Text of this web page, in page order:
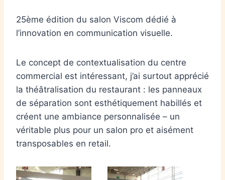
25ème édition du salon Viscom dédié à
l’innovation en communication visuelle.
Le concept de contextualisation du centre
commercial est intéressant, j’ai surtout apprécié
la théâtralisation du restaurant : les panneaux
de séparation sont esthétiquement habillés et
créent une ambiance personnalisée – un
véritable plus pour un salon pro et aisément
transposables en retail.